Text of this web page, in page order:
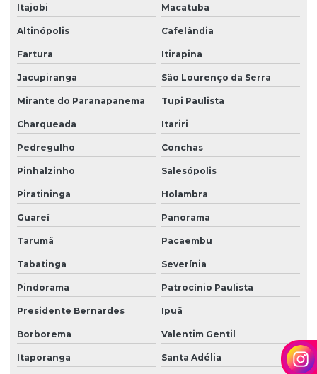
Trabalho em altura limpeza de fachada
Zeladoria condominial
Zeladoria de condomínios
Zeladoria e limpeza
Zeladoria predial
Zeladoria terceirização
Itajobi Macatuba
Altinópolis Cafelândia
Fartura Itirapina
Jacupiranga São Lourenço da Serra
Mirante do Paranapanema Tupi Paulista
Charqueada Itariri
Pedregulho Conchas
Pinhalzinho Salesópolis
Piratininga Holambra
Guareí Panorama
Tarumã Pacaembu
Tabatinga Severínia
Pindorama Patrocínio Paulista
Presidente Bernardes Ipuã
Borborema Valentim Gentil
Itaporanga Santa Adélia